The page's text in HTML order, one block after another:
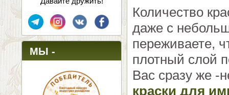
МЫ -
ПОБЕДИТЕЛИ!
Количество
даже с
переживаете,
плотный слой
Вас сразу же -
краски для